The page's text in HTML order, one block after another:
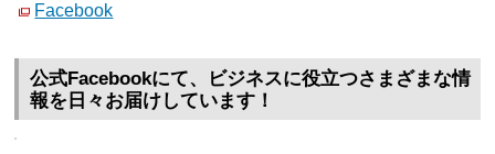
Facebook
公式Facebookにて、ビジネスに役立つさまざまな情
報を日々お届けしています！